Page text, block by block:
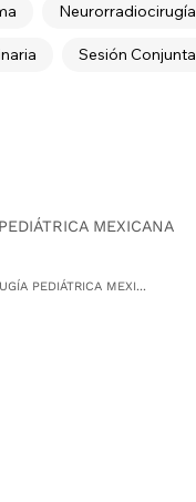
Neurorradiocirugía
Sesión Conjunta
MEXICANA
PEDIÁTRICA MEXI...